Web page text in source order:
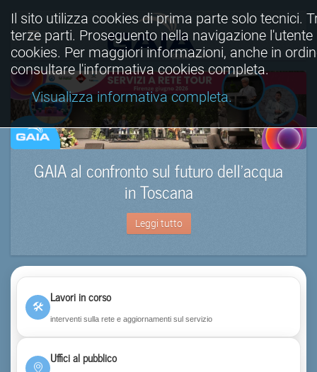
GAIA al confronto sul futuro dell’acqua
in Toscana
Leggi tutto
🛠
Lavori in corso
interventi sulla rete e aggiornamenti sul servizio
Uffici al pubblico
Il sito utilizza cookies di prima parte solo tecnici.
terze parti. Proseguento nella navigazione
cookies. Per maggiori informazioni, anche in
consultare l'informativa cookies completa.
Visualizza informativa completa.